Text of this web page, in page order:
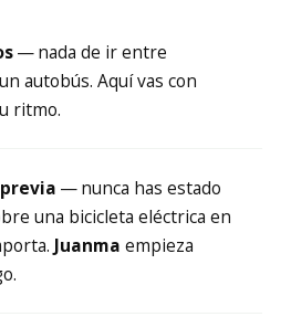
— nada de ir entre
autobús. Aquí vas con
ritmo.
— nunca has estado
una bicicleta eléctrica en
Juanma empieza